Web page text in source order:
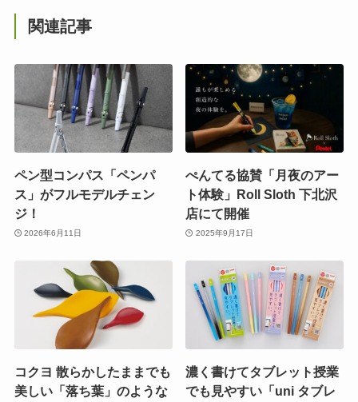
関連記事
ペン型コンパス「ペンパ
ス」がフルモデルチェン
ジ！
2026年6月11日
ぺんてる協賛「月夜のアー
ト体験」Roll Sloth 下北沢
店にて開催
2025年9月17日
コクヨ 散らかしたままでも
美しい「落ち葉」のような
濃く書けてタブレット授業
でも見やすい「uni タブレ